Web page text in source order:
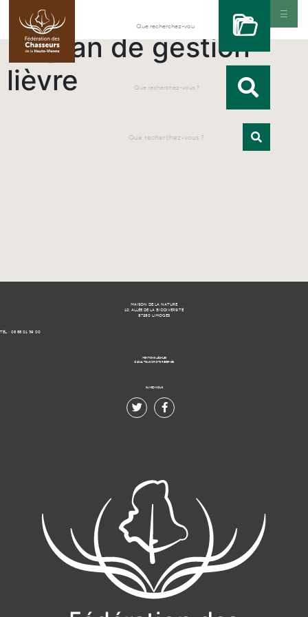
Le plan de gestion
lièvre
MAISON DE LA NATURE
10, ALLÉE DE LA BIODIVERSITÉ
87280 LIMOGES
TÉL : 05 55 01 39 00
MENTIONS LÉGALES
© 2021 TOUS DROITS RÉSERVÉS.
SUIVEZ-NOUS